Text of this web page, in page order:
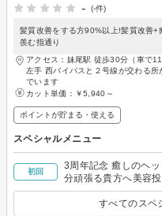
-
(-件)
髪質改善をする方90%以上!髪質改善
羨む指通り
アクセス：妹尾駅 徒歩30分（車で
左手 西バイパスと２号線が交わる
でいます
カット単価： ￥5,940～
ポイントが貯まる・使える
スペシャルメニュー
初回
3周年記念 癒しのヘ
分頑張る貴方へ美容
すべてのスペ